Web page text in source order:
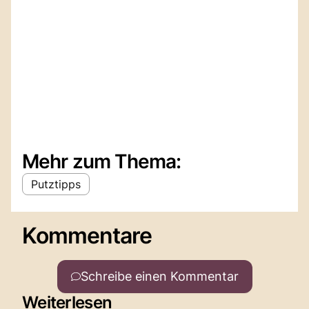
Mehr zum Thema:
Putztipps
Kommentare
Schreibe einen Kommentar
Weiterlesen